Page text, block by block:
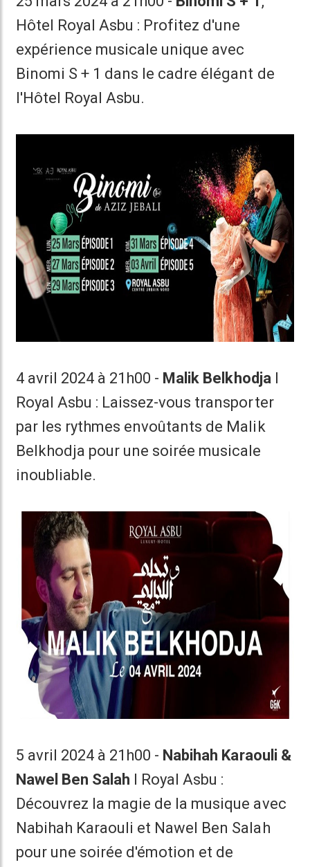
Hôtel Royal Asbu : Profitez d'une
expérience musicale unique avec
Binomi S + 1 dans le cadre élégant de
l'Hôtel Royal Asbu.
4 avril 2024 à 21h00 - Malik BelkhodjaI
Royal Asbu : Laissez-vous transporter
par les rythmes envoûtants de Malik
Belkhodja pour une soirée musicale
inoubliable.
5 avril 2024 à 21h00 - Nabihah Karaouli &
Nawel Ben Salah I Royal Asbu :
Découvrez la magie de la musique avec
Nabihah Karaouli et Nawel Ben Salah
pour une soirée d'émotion et de